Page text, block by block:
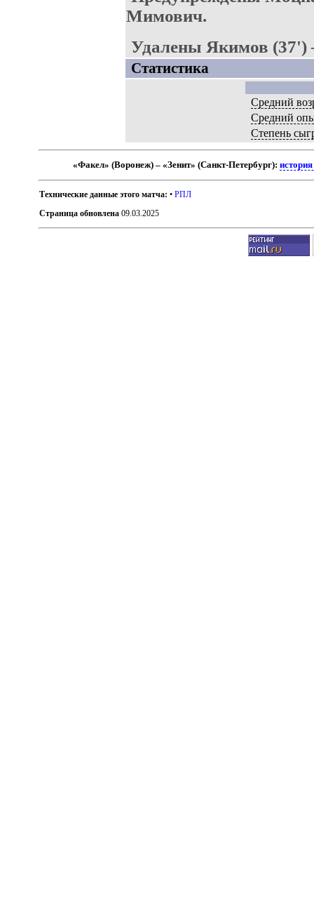
Мимович.
Удалены Якимов (37')
Статистика
Средний
Средний
Степень
«Факел» (Воронеж) – «Зенит» (Санкт-Петербург):
Технические данные этого матча: •РПЛ
Страница обновлена 09.03.2025